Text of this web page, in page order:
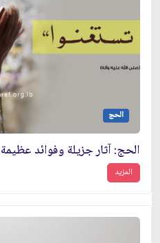
الحج
الحج: آثار جزيلة وفوائد عظيمة
المزيد